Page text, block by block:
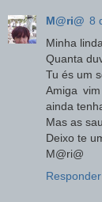
M@ri@ 8
Minha
Quanta
Tu és um
Amiga
ainda
Mas as
Deixo te
M@ri@
Responder